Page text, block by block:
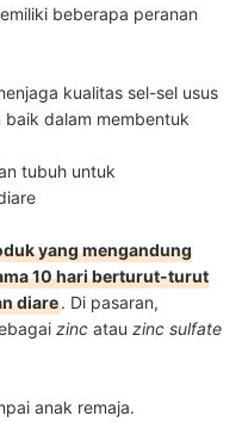
beberapa peranan
kualitas sel-sel usus
dalam membentuk
tubuh untuk
yang mengandung
10 hari berturut-turut
diare. Di pasaran,
zinc atau zinc sulfate
anak remaja.